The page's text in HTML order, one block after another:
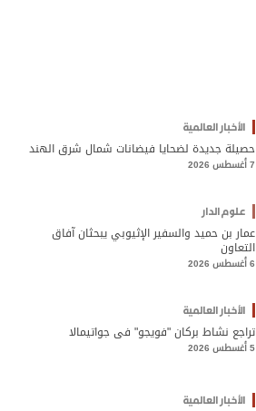
الأخبار العالمية
حصيلة جديدة لضحايا فيضانات شمال شرق الهند
7 أغسطس 2026
علوم الدار
عمار بن حميد والسفير الإثيوبي يبحثان آفاق
التعاون
6 أغسطس 2026
الأخبار العالمية
تراجع نشاط بركان "فويجو" في جواتيمالا
5 أغسطس 2026
الأخبار العالمية